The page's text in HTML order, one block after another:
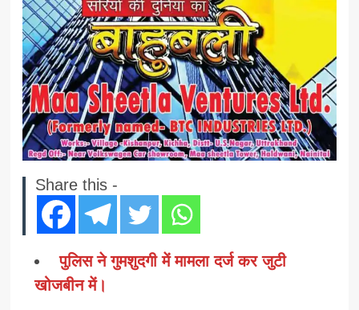
Share this -
पुलिस ने गुमशुदगी में मामला दर्ज कर जुटी
खोजबीन में।